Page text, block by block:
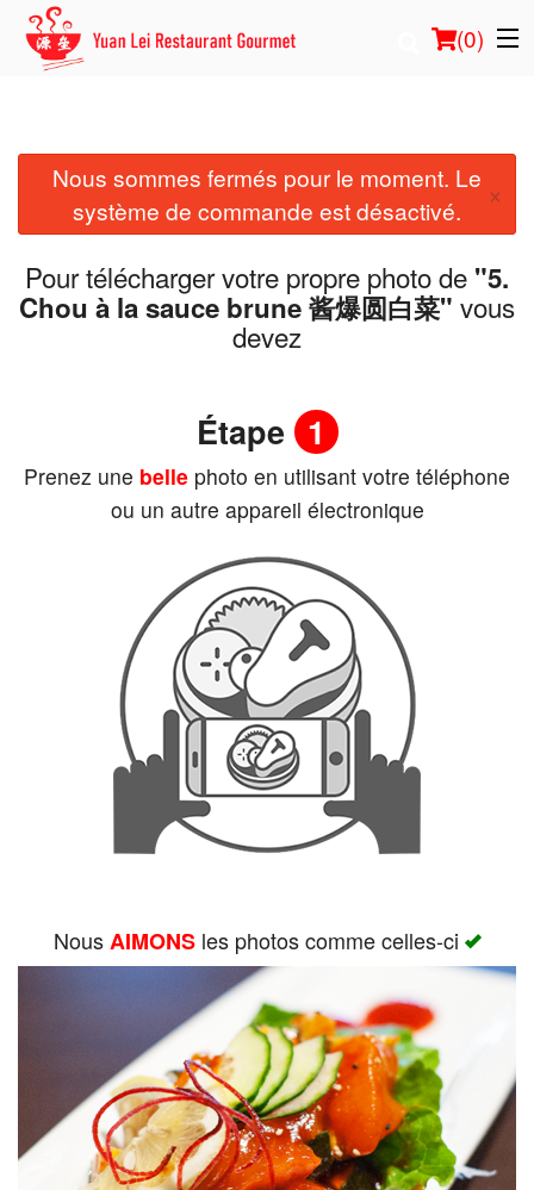
(0)
Commander en ligne
Emplacement
Français
Panier (0)
Nous sommes fermés pour le moment. Le
système de commande est désactivé.
×
Pour télécharger votre propre photo de "5.
Chou à la sauce brune 酱爆圆白菜" vous
devez
Étape 1
Prenez une belle photo en utilisant votre téléphone
ou un autre appareil électronique
NousAIMONSles photos comme celles-ci